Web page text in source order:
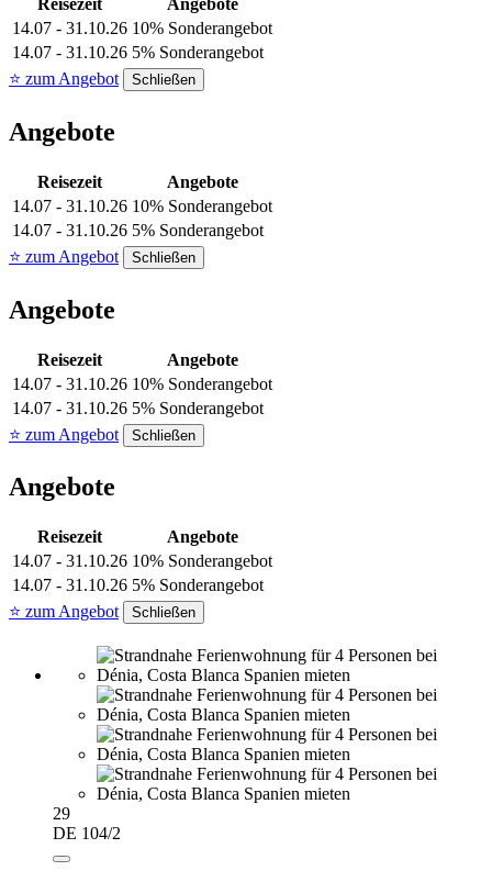
Reisezeit
Angebote
14.07 - 31.10.26 10% Sonderangebot
14.07 - 31.10.26 5% Sonderangebot
⭐ zum Angebot
Schließen
Angebote
Reisezeit
Angebote
14.07 - 31.10.26 10% Sonderangebot
14.07 - 31.10.26 5% Sonderangebot
⭐ zum Angebot
Schließen
Angebote
Reisezeit
Angebote
14.07 - 31.10.26 10% Sonderangebot
14.07 - 31.10.26 5% Sonderangebot
⭐ zum Angebot
Schließen
Angebote
Reisezeit
Angebote
14.07 - 31.10.26 10% Sonderangebot
14.07 - 31.10.26 5% Sonderangebot
⭐ zum Angebot
Schließen
29
DE 104/2